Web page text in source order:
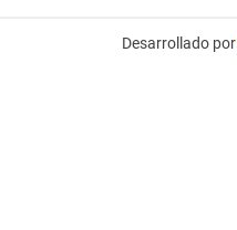
Desarrollado por